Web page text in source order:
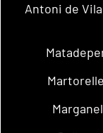
Antoni de